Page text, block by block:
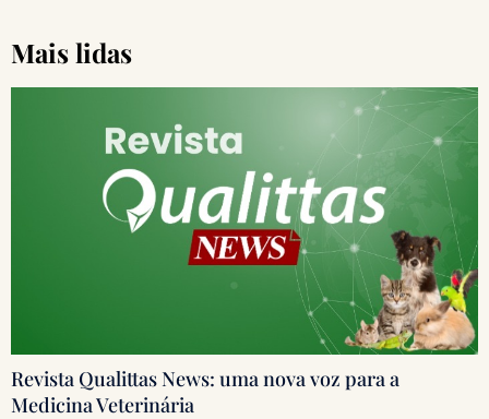
Mais lidas
Revista Qualittas News: uma nova voz para a
Medicina Veterinária